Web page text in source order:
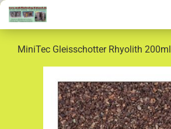
MiniTec Gleisschotter Rhyolith 200ml